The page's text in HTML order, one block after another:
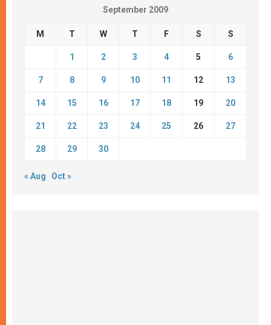
September 2009
M T W T F S S
1 2 3 4 5 6
7 8 9 10 11 12 13
14 15 16 17 18 19 20
21 22 23 24 25 26 27
28 29 30
« Aug Oct »